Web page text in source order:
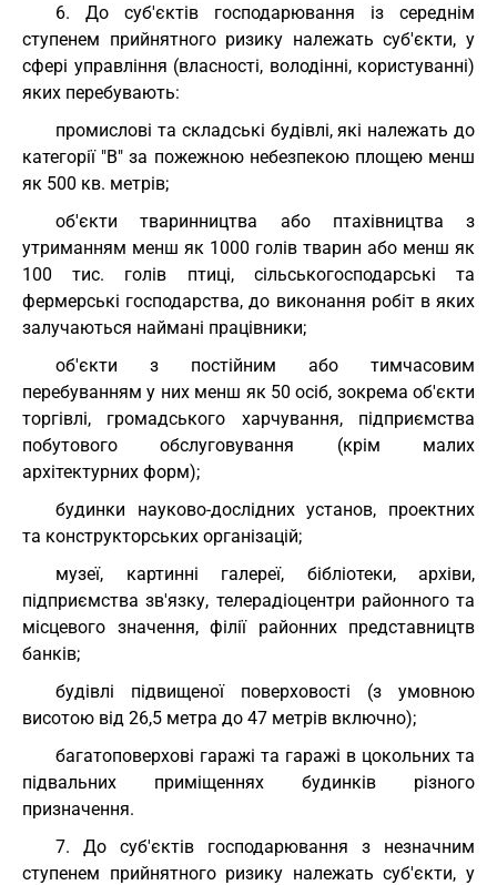
6. До суб'єктів господарювання із середнім
ступенем прийнятного ризику належать суб'єкти, у
сфері управління (власності, володінні, користуванні)
яких перебувають:
промислові та складські будівлі, які належать до
категорії "В" за пожежною небезпекою площею менш
як 500 кв. метрів;
об'єкти тваринництва або птахівництва з
утриманням менш як 1000 голів тварин або менш як
100 тис. голів птиці, сільськогосподарські та
фермерські господарства, до виконання робіт в яких
залучаються наймані працівники;
об'єкти з постійним або тимчасовим
перебуванням у них менш як 50 осіб, зокрема об'єкти
торгівлі, громадського харчування, підприємства
побутового обслуговування (крім малих
архітектурних форм);
будинки науково-дослідних установ, проектних
та конструкторських організацій;
музеї, картинні галереї, бібліотеки, архіви,
підприємства зв'язку, телерадіоцентри районного та
місцевого значення, філії районних представництв
банків;
будівлі підвищеної поверховості (з умовною
висотою від 26,5 метра до 47 метрів включно);
багатоповерхові гаражі та гаражі в цокольних та
підвальних приміщеннях будинків різного
призначення.
7. До суб'єктів господарювання з незначним
ступенем прийнятного ризику належать суб'єкти, у